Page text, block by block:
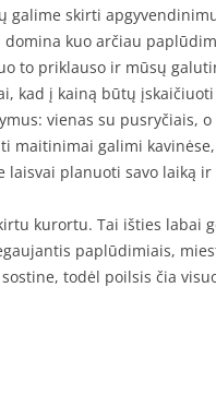
galime skirti
kuo arčiau
to priklauso ir mūsų
kad į kainą būtų
vienas su pusryčiais,
maitinimai galimi
laisvai planuoti savo laiką
kurortu. Tai išties labai
paplūdimiais,
todėl poilsis čia